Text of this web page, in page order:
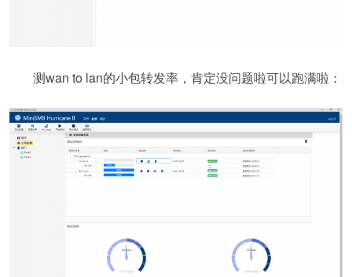
测wan to lan的小包转发率，肯定没问题啦可以跑满啦：